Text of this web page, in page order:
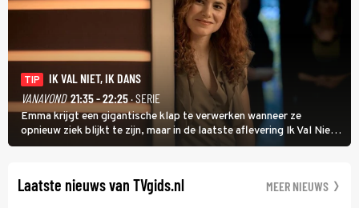
TIP
IK VAL NIET, IK DANS
VANAVOND 21:35 - 22:25· SERIE
Emma krijgt een gigantische klap te verwerken wanneer ze
opnieuw ziek blijkt te zijn, maar in de laatste aflevering Ik Val Niet,
Ik Dans laat ze zien dat ze niet van plan is op te geven, zelfs als ze
Laatste nieuws van TVgids.nl MEER NIEUWS